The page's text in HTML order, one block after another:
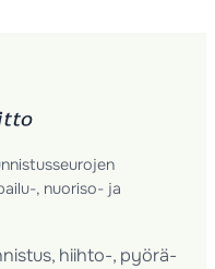
, nuoriso- ja
hiihto-, pyörä-